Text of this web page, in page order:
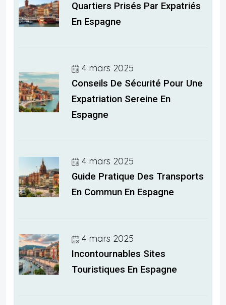
Quartiers Prisés Par Expatriés
En Espagne
4 mars 2025
Conseils De Sécurité Pour Une
Expatriation Sereine En
Espagne
4 mars 2025
Guide Pratique Des Transports
En Commun En Espagne
4 mars 2025
Incontournables Sites
Touristiques En Espagne